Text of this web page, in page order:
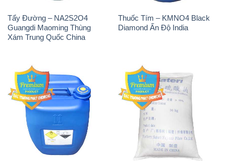
Tẩy Đường – NA2S2O4
Guangdi Maoming Thùng
Xám Trung Quốc China
Thuốc Tím – KMNO4 Black
Diamond Ấn Độ India